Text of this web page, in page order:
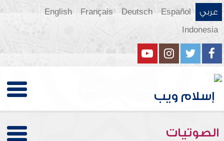
عربي Español
Deutsch
Français
English
Indonesia
الصوتيات